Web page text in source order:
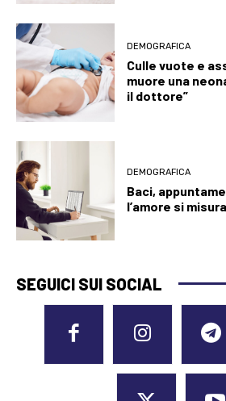
DEMOGRAFICA
Culle vuote e
muore una
il dottore”
DEMOGRAFICA
Baci,
l’amore si
SEGUICI SUI SOCIAL